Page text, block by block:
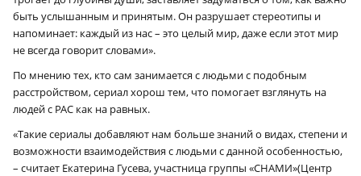
быть услышанным и принятым. Он разрушает стереотипы и
напоминает: каждый из нас – это целый мир, даже если этот мир
не всегда говорит словами».
По мнению тех, кто сам занимается с людьми с подобным
расстройством, сериал хорош тем, что помогает взглянуть на
людей с РАС как на равных.
«Такие сериалы добавляют нам больше знаний о видах, степени и
возможности взаимодействия с людьми с данной особенностью,
– считает Екатерина Гусева, участница группы «СНАМИ»(Центр